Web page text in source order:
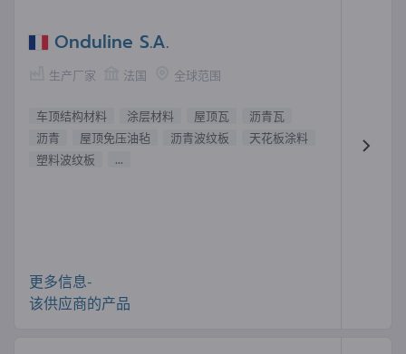
Onduline S.A.
生产厂家 法国 全球范围
车顶结构材料 涂层材料 屋顶瓦
沥青瓦
沥青
屋顶免压油毡 沥青波纹板
天花板涂料
塑料波纹板
...
更多信息-
该供应商的产品